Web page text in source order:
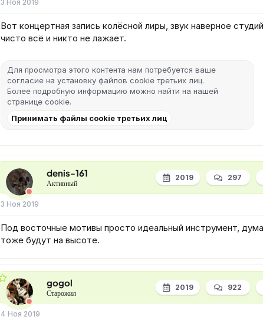
3 Ноя 2019
Вот концертная запись колёсной лиры, звук наверное
чисто всё и никто не лажает.
Для просмотра этого контента нам потребуется ваше
согласие на установку файлов cookie третьих лиц.
Более подробную информацию можно найти на нашей
странице cookie.
Принимать файлы cookie третьих лиц
denis-161
Активный
2019 297
3 Ноя 2019
Под восточные мотивы просто идеальный инструмент,
тоже будут на высоте.
gogol
Старожил
2019 922
4 Ноя 2019